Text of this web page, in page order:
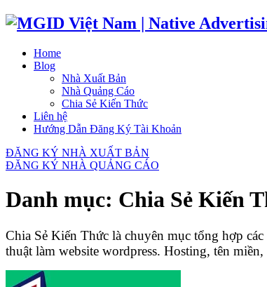
Home
Blog
Nhà Xuất Bản
Nhà Quảng Cáo
Chia Sẻ Kiến Thức
Liên hệ
Hướng Dẫn Đăng Ký Tài Khoản
ĐĂNG KÝ NHÀ XUẤT BẢN
ĐĂNG KÝ NHÀ QUẢNG CÁO
Danh mục: Chia Sẻ Kiến
Chia Sẻ Kiến Thức là chuyên mục tổng hợp
thuật làm website wordpress. Hosting, tên